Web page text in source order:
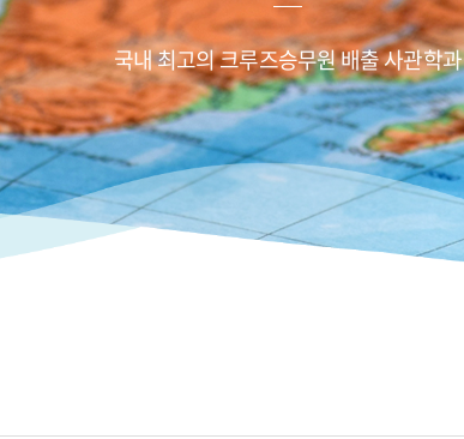
국내 최고의 크루즈승무원 배출 사관학과